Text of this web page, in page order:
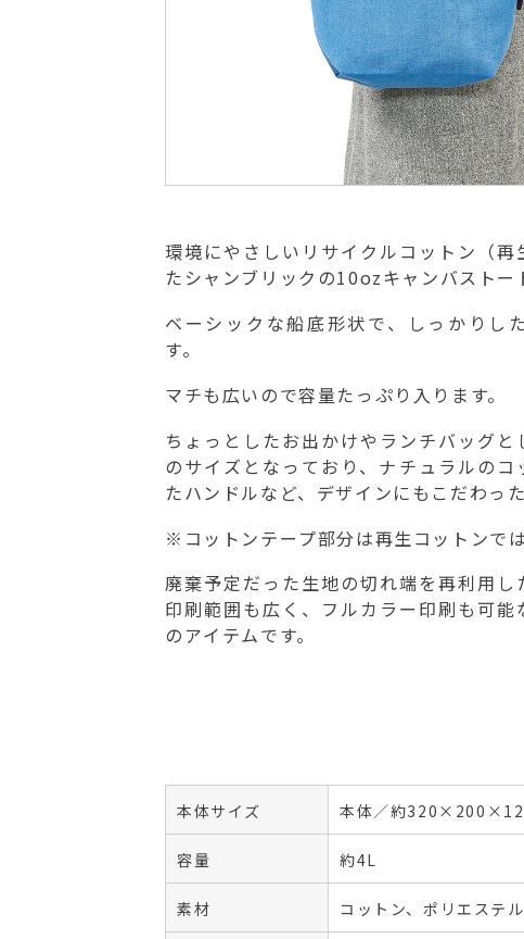
環境にやさしいリサイクルコットン（再
たシャンブリックの10ozキャンバストー
ベーシックな船底形状で、しっかりし
す。
マチも広いので容量たっぷり入ります。
ちょっとしたお出かけやランチバッグと
のサイズとなっており、ナチュラルのコ
たハンドルなど、デザインにもこだわった
※コットンテープ部分は再生コットンでは
廃棄予定だった生地の切れ端を再利用し
印刷範囲も広く、フルカラー印刷も可能
のアイテムです。
本体サイズ 本体／約
容量 約4L
素材 コットン、ポリエステ